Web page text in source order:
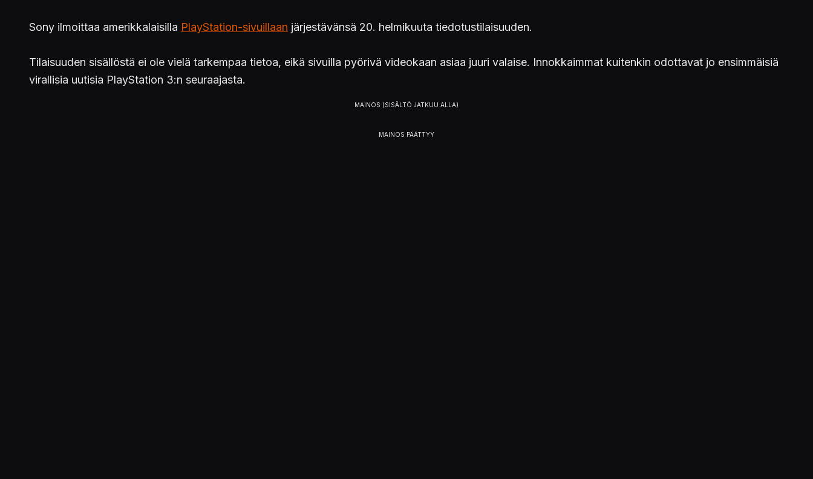
Sony ilmoittaa amerikkalaisilla PlayStation-sivuillaan järjestävänsä 20. helmikuuta tiedotustilaisuuden.
Tilaisuuden sisällöstä ei ole vielä tarkempaa tietoa, eikä sivuilla pyörivä videokaan asiaa juuri valaise. Innokkaimmat kuitenkin odottavat jo ensimmäisiä
virallisia uutisia PlayStation 3:n seuraajasta.